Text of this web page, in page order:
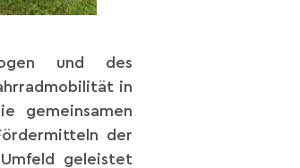
und des
in
gemeinsamen
der
geleistet